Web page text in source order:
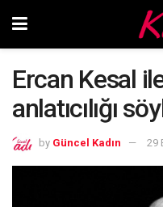
Ercan Kesal
anlatıcılığı
by Güncel Kadın 29